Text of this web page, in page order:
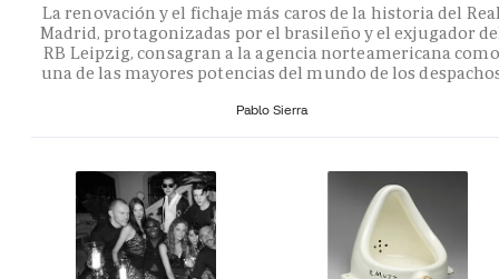
La renovación y el fichaje más caros de la historia del
Madrid, protagonizadas por el brasileño y el exjugador
RB Leipzig, consagran a la agencia norteamericana como
una de las mayores potencias del mundo de los
Pablo Sierra